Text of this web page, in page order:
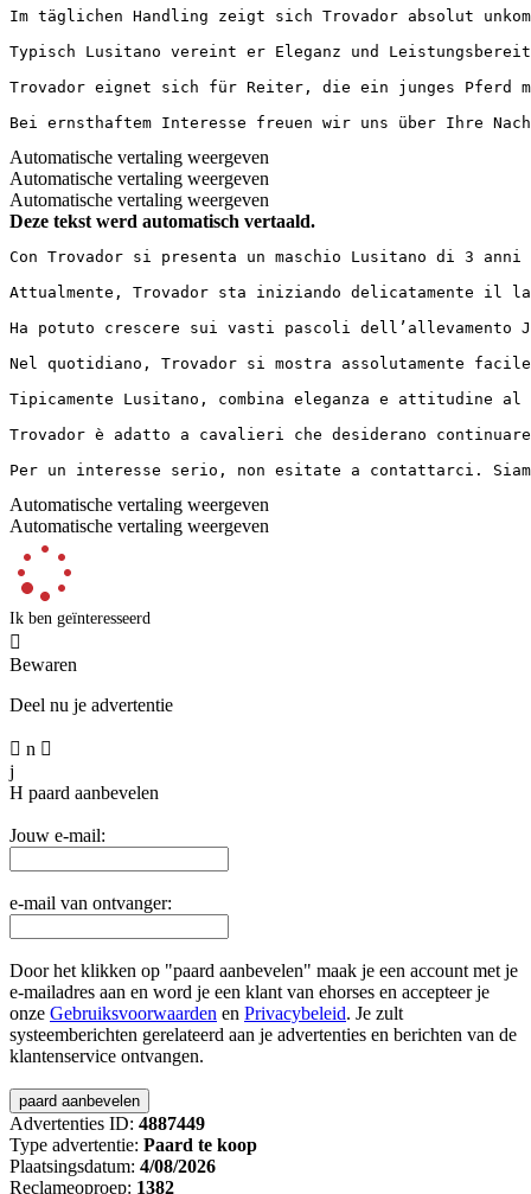
Im täglichen Handling zeigt sich Trovador absolut
Typisch Lusitano vereint er Eleganz und
Trovador eignet sich für Reiter, die ein junges Pferd
Bei ernsthaftem Interesse freuen wir uns über Ihre
Automatische vertaling weergeven
Automatische vertaling weergeven
Automatische vertaling weergeven
Deze tekst werd automatisch vertaald.
Con Trovador si presenta un maschio Lusitano di 3
Attualmente, Trovador sta iniziando delicatamente il
Ha potuto crescere sui vasti pascoli
Nel quotidiano, Trovador si mostra assolutamente
Tipicamente Lusitano, combina eleganza e attitudine
Trovador è adatto a cavalieri che desiderano
Per un interesse serio, non esitate a contattarci.
Automatische vertaling weergeven
Automatische vertaling weergeven
Ik ben geïnteresseerd

Bewaren
Deel nu je advertentie
 n 
j
H paard aanbevelen
Jouw e-mail:
e-mail van ontvanger:
Door het klikken op "paard aanbevelen" maak je een account met je
e-mailadres aan en word je een klant van ehorses en accepteer je
onze Gebruiksvoorwaarden en Privacybeleid. Je zult
systeemberichten gerelateerd aan je advertenties en berichten van de
klantenservice ontvangen.
Advertenties ID: 4887449
Type advertentie: Paard te koop
Plaatsingsdatum: 4/08/2026
Reclameoproep: 1382